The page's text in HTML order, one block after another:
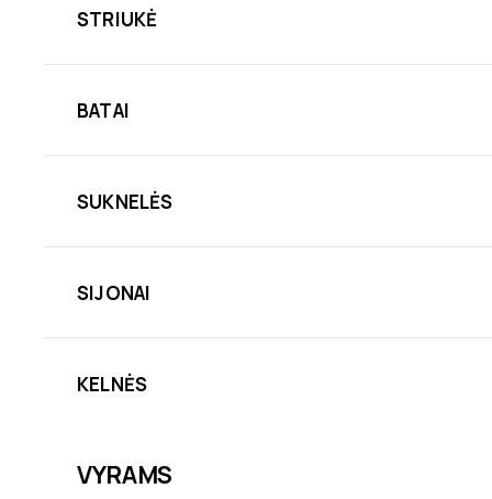
STRIUKĖ
BATAI
SUKNELĖS
SIJONAI
KELNĖS
VYRAMS